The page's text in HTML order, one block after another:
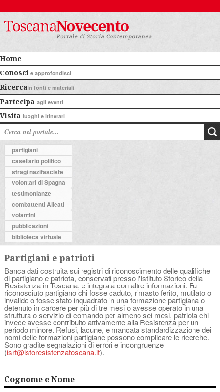
Home
Conosci e approfondisci
Ricercain fonti e materiali
Partecipa agli eventi
Visita luoghi e itinerari
partigiani
casellario politico
stragi nazifasciste
volontari di Spagna
testimonianze
combattenti Alleati
volantini
pubblicazioni
biblioteca virtuale
Partigiani e patrioti
Banca dati costruita sui registri di riconoscimento delle qualifiche
di partigiano e patriota, conservati presso l'Istituto Storico della
Resistenza in Toscana, e integrata con altre informazioni. Fu
riconosciuto partigiano chi fosse caduto, rimasto ferito, mutilato o
invalido o fosse stato inquadrato in una formazione partigiana o
detenuto in carcere per più di tre mesi o avesse operato in una
struttura o servizio di comando per almeno sei mesi, patriota chi
invece avesse contribuito attivamente alla Resistenza per un
periodo minore. Refusi, lacune, e mancata standardizzazione dei
nomi delle formazioni partigiane possono complicare le ricerche.
Sono gradite segnalazioni di errori e incongruenze
(isrt@istoresistenzatoscana.it).
Cognome e Nome